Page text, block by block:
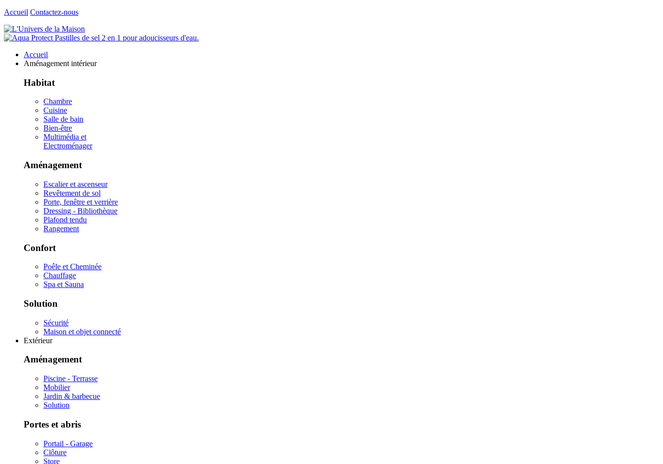
Accueil Contactez-nous
Accueil
Aménagement intérieur
Habitat
Chambre
Cuisine
Salle de bain
Bien-être
Multimédia et
Electroménager
Aménagement
Escalier et ascenseur
Revêtement de sol
Porte, fenêtre et verrière
Dressing - Bibliothèque
Plafond tendu
Rangement
Confort
Poêle et Cheminée
Chauffage
Spa et Sauna
Solution
Sécurité
Maison et objet connecté
Extérieur
Aménagement
Piscine - Terrasse
Mobilier
Jardin & barbecue
Solution
Portes et abris
Portail - Garage
Clôture
Store